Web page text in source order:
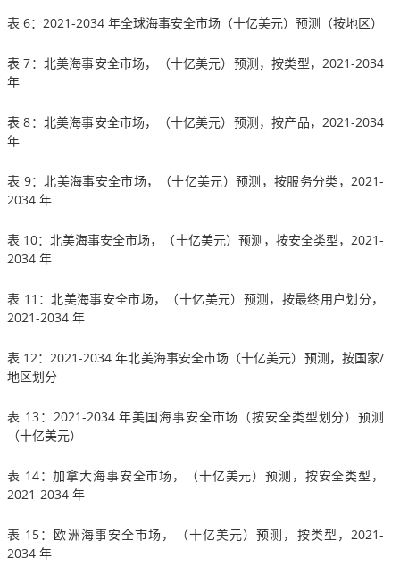
表 6：2021-2034 年全球海事安全市场（十亿美元）预测（按地区）
表 7：北美海事安全市场，（十亿美元）预测，按类型，2021-2034
年
表 8：北美海事安全市场，（十亿美元）预测，按产品，2021-2034
年
表 9：北美海事安全市场，（十亿美元）预测，按服务分类，2021-
2034 年
表 10：北美海事安全市场，（十亿美元）预测，按安全类型，2021-
2034 年
表 11：北美海事安全市场，（十亿美元）预测，按最终用户划分，
2021-2034 年
表 12：2021-2034 年北美海事安全市场（十亿美元）预测，按国家/
地区划分
表 13：2021-2034 年美国海事安全市场（按安全类型划分）预测
（十亿美元）
表 14：加拿大海事安全市场，（十亿美元）预测，按安全类型，
2021-2034 年
表 15：欧洲海事安全市场，（十亿美元）预测，按类型，2021-
2034 年